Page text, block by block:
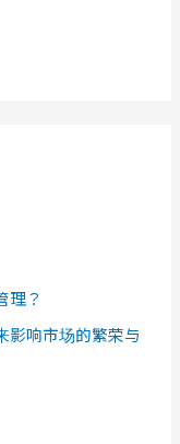
理？
影响市场的繁荣与